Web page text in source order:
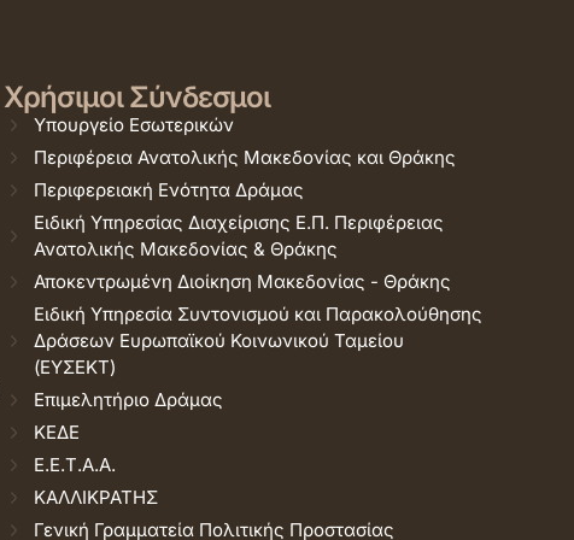
Χρήσιμοι Σύνδεσμοι
Υπουργείο Εσωτερικών
Περιφέρεια Ανατολικής Μακεδονίας και Θράκης
Περιφερειακή Ενότητα Δράμας
Ειδική Υπηρεσίας Διαχείρισης Ε.Π. Περιφέρειας
Ανατολικής Μακεδονίας & Θράκης
Αποκεντρωμένη Διοίκηση Μακεδονίας - Θράκης
Ειδική Υπηρεσία Συντονισμού και Παρακολούθησης
Δράσεων Ευρωπαϊκού Κοινωνικού Ταμείου
(ΕΥΣΕΚΤ)
Επιμελητήριο Δράμας
ΚΕΔΕ
Ε.Ε.Τ.Α.Α.
ΚΑΛΛΙΚΡΑΤΗΣ
Γενική Γραμματεία Πολιτικής Προστασίας